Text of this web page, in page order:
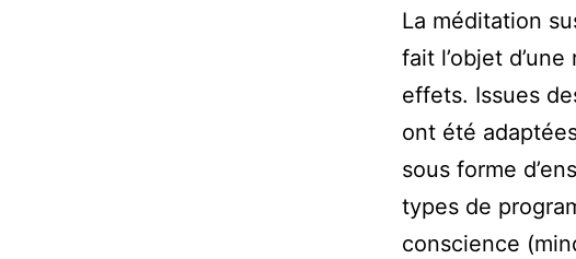
La méditation
fait l’objet
effets. Issues
ont été
sous forme
types de
conscience